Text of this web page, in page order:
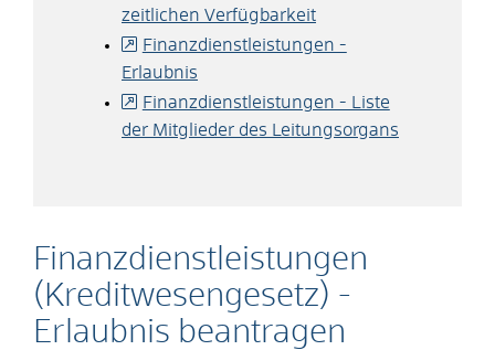
Finanzdienstleistungen
(Kreditwesengesetz) -
Erlaubnis beantragen
zeitlichen Verfügbarkeit
Finanzdienstleistungen -
Erlaubnis
Finanzdienstleistungen - Liste
der Mitglieder des Leitungsorgans